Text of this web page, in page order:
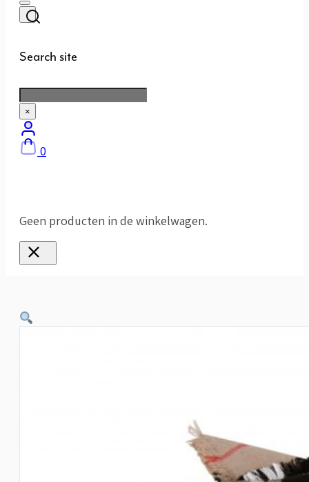
Search site
Zoeken
×
0
Geen producten in de winkelwagen.